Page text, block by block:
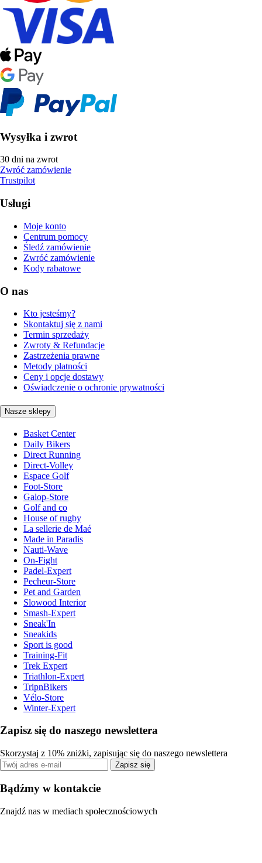
Wysyłka i zwrot
30 dni na zwrot
Zwróć zamówienie
Trustpilot
Usługi
Moje konto
Centrum pomocy
Śledź zamówienie
Zwróć zamówienie
Kody rabatowe
O nas
Kto jesteśmy?
Skontaktuj się z nami
Termin sprzedaży
Zwroty & Refundacje
Zastrzeżenia prawne
Metody płatności
Ceny i opcje dostawy
Oświadczenie o ochronie prywatności
Nasze sklepy
Basket Center
Daily Bikers
Direct Running
Direct-Volley
Espace Golf
Foot-Store
Galop-Store
Golf and co
House of rugby
La sellerie de Maé
Made in Paradis
Nauti-Wave
On-Fight
Padel-Expert
Pecheur-Store
Pet and Garden
Slowood Interior
Smash-Expert
Sneak'In
Sneakids
Sport is good
Training-Fit
Trek Expert
Triathlon-Expert
TripnBikers
Vélo-Store
Winter-Expert
Zapisz się do naszego newslettera
Skorzystaj z 10% zniżki, zapisując się do naszego newslettera
Zapisz się
Bądźmy w kontakcie
Znajdź nas w mediach społecznościowych